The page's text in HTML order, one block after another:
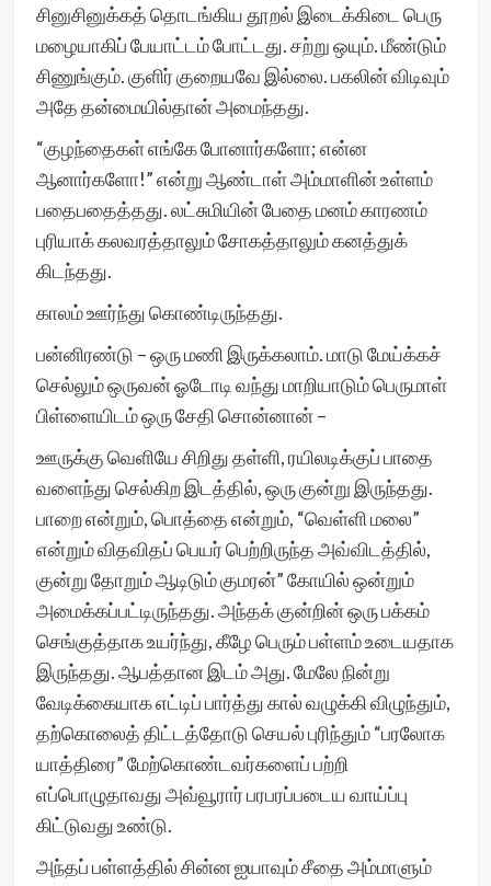
சினுசினுக்கத் தொடங்கிய தூறல் இடைக்கிடை பெரு
மழையாகிப் பேயாட்டம் போட்டது. சற்று ஒயும். மீண்டும்
சிணுங்கும். குளிர் குறையவே இல்லை. பகலின் விடிவும்
அதே தன்மையில்தான் அமைந்தது.
“குழந்தைகள் எங்கே போனார்களோ; என்ன
ஆனார்களோ!” என்று ஆண்டாள் அம்மாளின் உள்ளம்
பதைபதைத்தது. லட்சுமியின் பேதை மனம் காரணம்
புரியாக் கலவரத்தாலும் சோகத்தாலும் கனத்துக்
கிடந்தது.
காலம் ஊர்ந்து கொண்டிருந்தது.
பன்னிரண்டு – ஒரு மணி இருக்கலாம். மாடு மேய்க்கச்
செல்லும் ஒருவன் ஓடோடி வந்து மாறியாடும் பெருமாள்
பிள்ளையிடம் ஒரு சேதி சொன்னான் –
ஊருக்கு வெளியே சிறிது தள்ளி, ரயிலடிக்குப் பாதை
வளைந்து செல்கிற இடத்தில், ஒரு குன்று இருந்தது.
பாறை என்றும், பொத்தை என்றும், “வெள்ளி மலை”
என்றும் விதவிதப் பெயர் பெற்றிருந்த அவ்விடத்தில்,
குன்று தோறும் ஆடிடும் குமரன்” கோயில் ஒன்றும்
அமைக்கப்பட்டிருந்தது. அந்தக் குன்றின் ஒரு பக்கம்
செங்குத்தாக உயர்ந்து, கீழே பெரும் பள்ளம் உடையதாக
இருந்தது. ஆபத்தான இடம் அது. மேலே நின்று
வேடிக்கையாக எட்டிப் பார்த்து கால் வழுக்கி விழுந்தும்,
தற்கொலைத் திட்டத்தோடு செயல் புரிந்தும் “பரலோக
யாத்திரை” மேற்கொண்டவர்களைப் பற்றி
எப்பொழுதாவது அவ்வூரார் பரபரப்படைய வாய்ப்பு
கிட்டுவது உண்டு.
அந்தப் பள்ளத்தில் சின்ன ஐயாவும் சீதை அம்மாளும்